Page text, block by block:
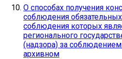
О способах получения
соблюдения
соблюдения которых
регионального
(надзора) за соблюдением
архивном